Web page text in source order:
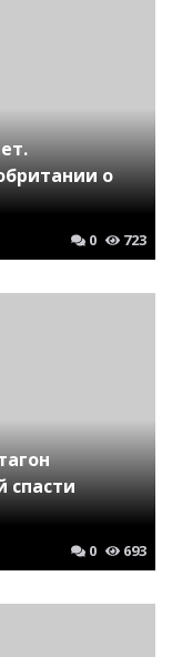
о
0 723
спасти
0 693